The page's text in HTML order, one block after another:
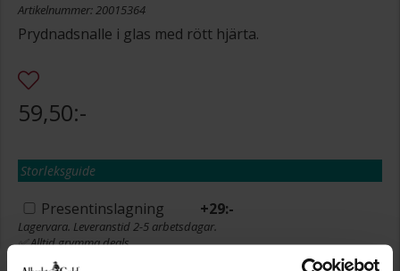
Artikelnummer: 20015364
Prydnadsnalle i glas med rött hjärta.
59,50:-
Storleksguide
Presentinslagning +29:-
Lagervara. Leveranstid 2-5 arbetsdagar.
✅ Alltid grymma deals.
✅ Öppet köp i 30 dagar vid onlineköp.